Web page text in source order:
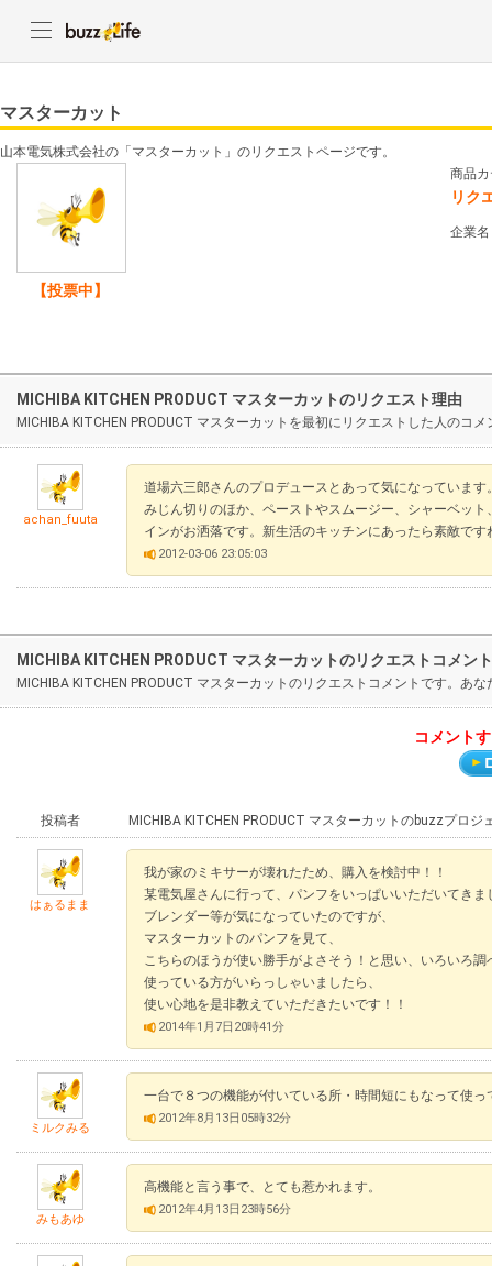
マスターカット
山本電気株式会社の「マスターカット」のリクエストページです。
【投票中】
商品
リク
企業
MICHIBA KITCHEN PRODUCT マスターカットのリクエスト理由
MICHIBA KITCHEN PRODUCT マスターカットを最初にリクエストした人のコメ
achan_fuuta
道場六三郎さんのプロデュースとあって気になっています
みじん切りのほか、ペーストやスムージー、シャーベッ
インがお洒落です。新生活のキッチンにあったら素敵です
2012-03-06 23:05:03
MICHIBA KITCHEN PRODUCT マスターカットのリクエストコメント
MICHIBA KITCHEN PRODUCT マスターカットのリクエストコメントです。あ
コメント
投稿者 MICHIBA KITCHEN PRODUCT マスターカットのbuzzプロジ
はぁるまま
我が家のミキサーが壊れたため、購入を検討中！！
某電気屋さんに行って、パンフをいっぱいいただいてきま
ブレンダー等が気になっていたのですが、
マスターカットのパンフを見て、
こちらのほうが使い勝手がよさそう！と思い、いろいろ調
使っている方がいらっしゃいましたら、
使い心地を是非教えていただきたいです！！
2014年1月7日20時41分
ミルクみる
一台で８つの機能が付いている所・時間短にもなって使っ
2012年8月13日05時32分
みもあゆ
高機能と言う事で、とても惹かれます。
2012年4月13日23時56分